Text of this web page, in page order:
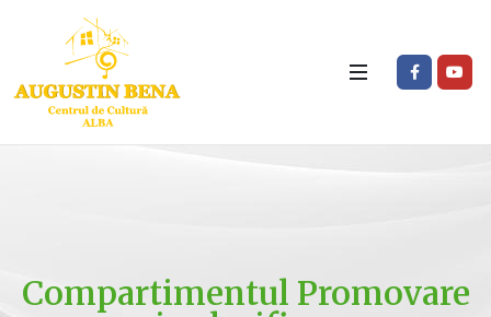
Compartimentul Promovare